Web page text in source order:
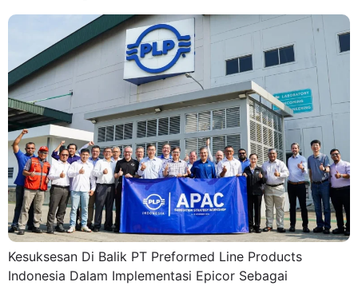
Kesuksesan Di Balik PT Preformed Line Products
Indonesia Dalam Implementasi Epicor Sebagai